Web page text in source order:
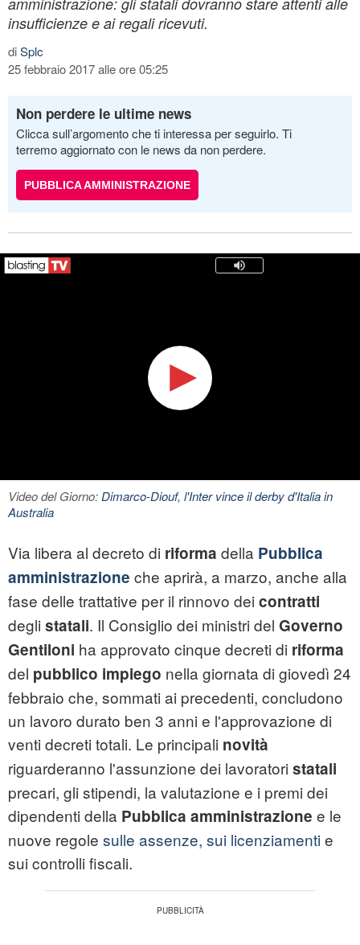
insufficienze e ai regali ricevuti.
diSplc
25 febbraio 2017 alle ore 05:25
Non perdere le ultime news
Clicca sull’argomento che ti interessa per seguirlo. Ti
terremo aggiornato con le news da non perdere.
PUBBLICA AMMINISTRAZIONE
Video del Giorno:Dimarco-Diouf, l'Inter vince il derby d'Italia in
Australia
Via libera al decreto di riforma della Pubblica
amministrazione che aprirà, a marzo, anche alla
fase delle trattative per il rinnovo dei contratti
degli statali. Il Consiglio dei ministri del Governo
Gentiloni ha approvato cinque decreti di riforma
del pubblico impiego nella giornata di giovedì 24
febbraio che, sommati ai precedenti, concludono
un lavoro durato ben 3 anni e l'approvazione di
venti decreti totali. Le principali novità
riguarderanno l'assunzione dei lavoratori statali
precari, gli stipendi, la valutazione e i premi dei
dipendenti della Pubblica amministrazione e le
nuove regole sulle assenze, sui licenziamentie
sui controlli fiscali.